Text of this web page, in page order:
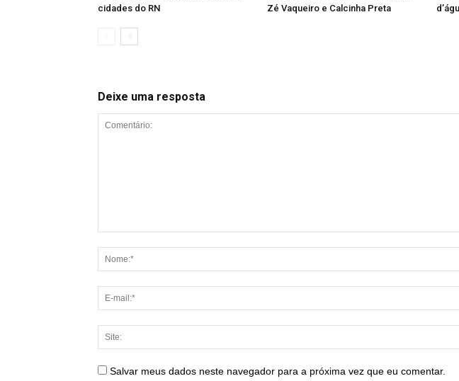
cidades do RN
Zé Vaqueiro e Calcinha Preta
Deixe uma resposta
Salvar meus dados neste navegador para a próxima vez que eu comentar.